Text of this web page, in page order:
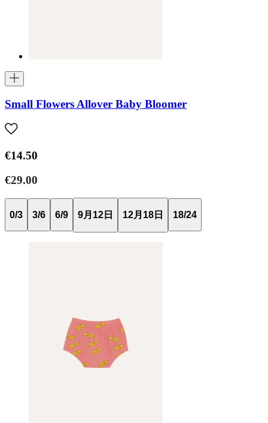
Small Flowers Allover Baby Bloomer
€14.50
€29.00
0/3 3/6 6/9 9月12日 12月18日 18/24